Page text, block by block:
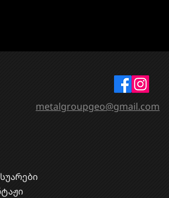
metalgroupgeo@gmail.com